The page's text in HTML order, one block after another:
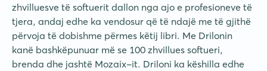
zhvilluesve të softuerit dallon nga ajo e profesioneve të
tjera, andaj edhe ka vendosur që të ndajë me të gjithë
përvoja të dobishme përmes këtij libri. Me Drilonin
kanë bashkëpunuar më se 100 zhvillues softueri,
brenda dhe jashtë Mozaix-it. Driloni ka këshilla edhe